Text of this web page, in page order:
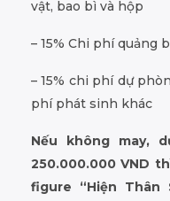
vật, bao bì và hộp
– 15% Chi phí quảng
– 15% chi phí dự
phí phát sinh khác
Nếu không may,
250.000.000 VND
figure “Hiện Thân